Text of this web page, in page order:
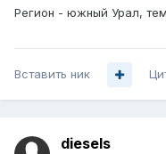
Регион - южный Урал,
Вставить ник
diesels